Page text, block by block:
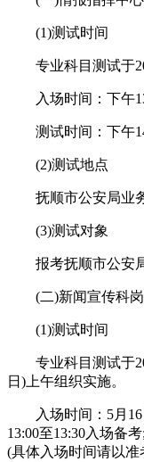
(1)测试时间
专业科目测试于
入场时间：下午
测试时间：下午
(2)测试地点
抚顺市公安局业务
(3)测试对象
报考抚顺市公安局
(二)新闻宣传科岗
(1)测试时间
专业科目测试于
日)上午组织实施。
入场时间：5月16
13:00至13:30入场备
(具体入场时间请以